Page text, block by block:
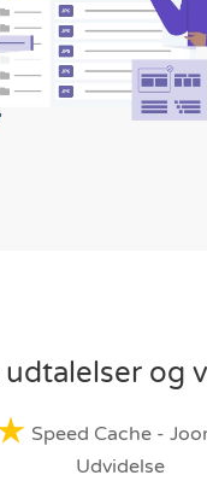
udtalelser og
Speed Cache -
Udvidelse